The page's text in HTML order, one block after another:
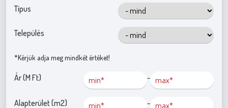
Típus
Település
*Kérjük adja meg mindkét értéket!
Ár (M Ft) -
Alapterület (m2) -